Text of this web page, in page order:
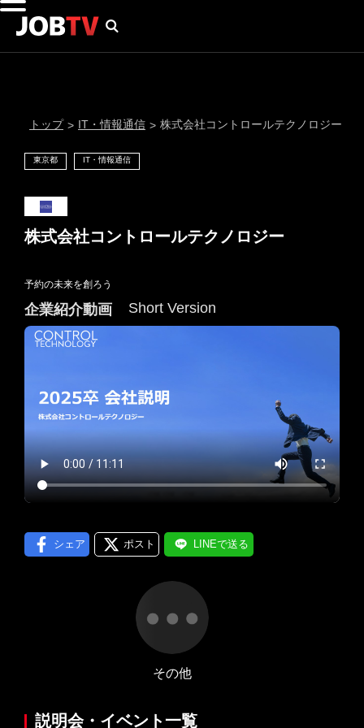
通知設定
メール通知
LINE通知
トップ > IT・情報通信 > 株式会社コントロールテクノロジー
東京都 IT・情報通信
株式会社コントロールテクノロジー
予約の未来を創ろう
企業紹介動画 Short Version
シェア ポスト LINEで送る
その他
説明会・イベント一覧
にはプロフィール画像のアップロードが必要です
プロフィール編集する
ログインする